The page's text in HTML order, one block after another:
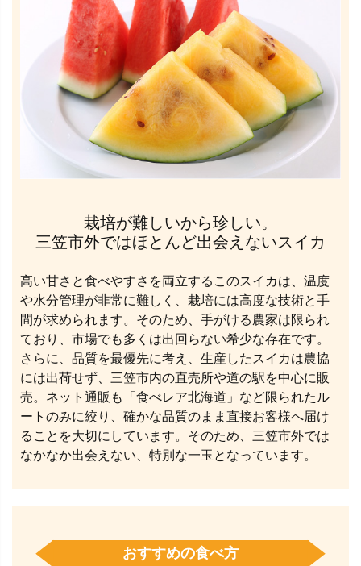
栽培が難しいから珍しい。
三笠市外ではほとんど出会えないスイカ
高い甘さと食べやすさを両立するこのスイカは、温度
や水分管理が非常に難しく、栽培には高度な技術と手
間が求められます。そのため、手がける農家は限られ
ており、市場でも多くは出回らない希少な存在です。
さらに、品質を最優先に考え、生産したスイカは農協
には出荷せず、三笠市内の直売所や道の駅を中心に販
売。ネット通販も「食べレア北海道」など限られたル
ートのみに絞り、確かな品質のまま直接お客様へ届け
ることを大切にしています。そのため、三笠市外では
なかなか出会えない、特別な一玉となっています。
おすすめの食べ方